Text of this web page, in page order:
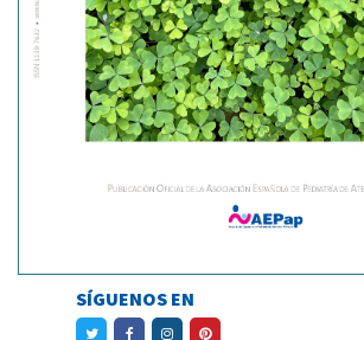
SÍGUENOS EN